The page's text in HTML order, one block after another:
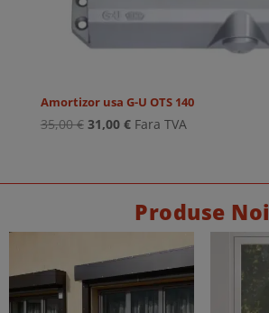
Amortizor usa G-U OTS 140
35,00€ Prețul
fost:
31,00 €Prețul
31,00 €.
Fara TVA
Produse Noi